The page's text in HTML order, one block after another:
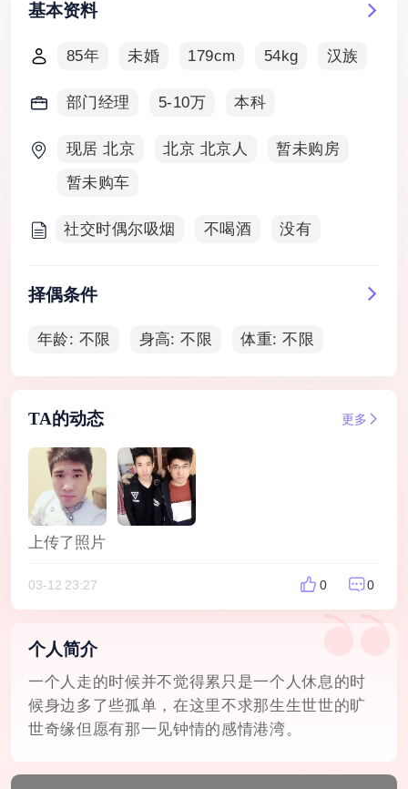
基本资料
85年 未婚 179cm 54kg 汉族
部门经理 5-10万 本科
现居 北京 北京 北京人
暂未购房
暂未购车
社交时偶尔吸烟 不喝酒 没有
择偶条件
年龄: 不限 身高: 不限 体重: 不限
TA的动态 更多
上传了照片
03-12 23:27 0 0
个人简介
一个人走的时候并不觉得累只是一个人休息的时
候身边多了些孤单，在这里不求那生生世世的旷
世奇缘但愿有那一见钟情的感情港湾。